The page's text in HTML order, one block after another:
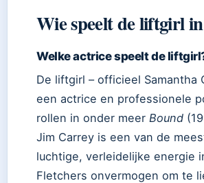
Wie speelt de liftgirl
Welke actrice speelt de
De liftgirl – officieel
een actrice en professionele
rollen in onder meer Bound
Jim Carrey is een van de
luchtige, verleidelijke energie
Fletchers onvermogen om te